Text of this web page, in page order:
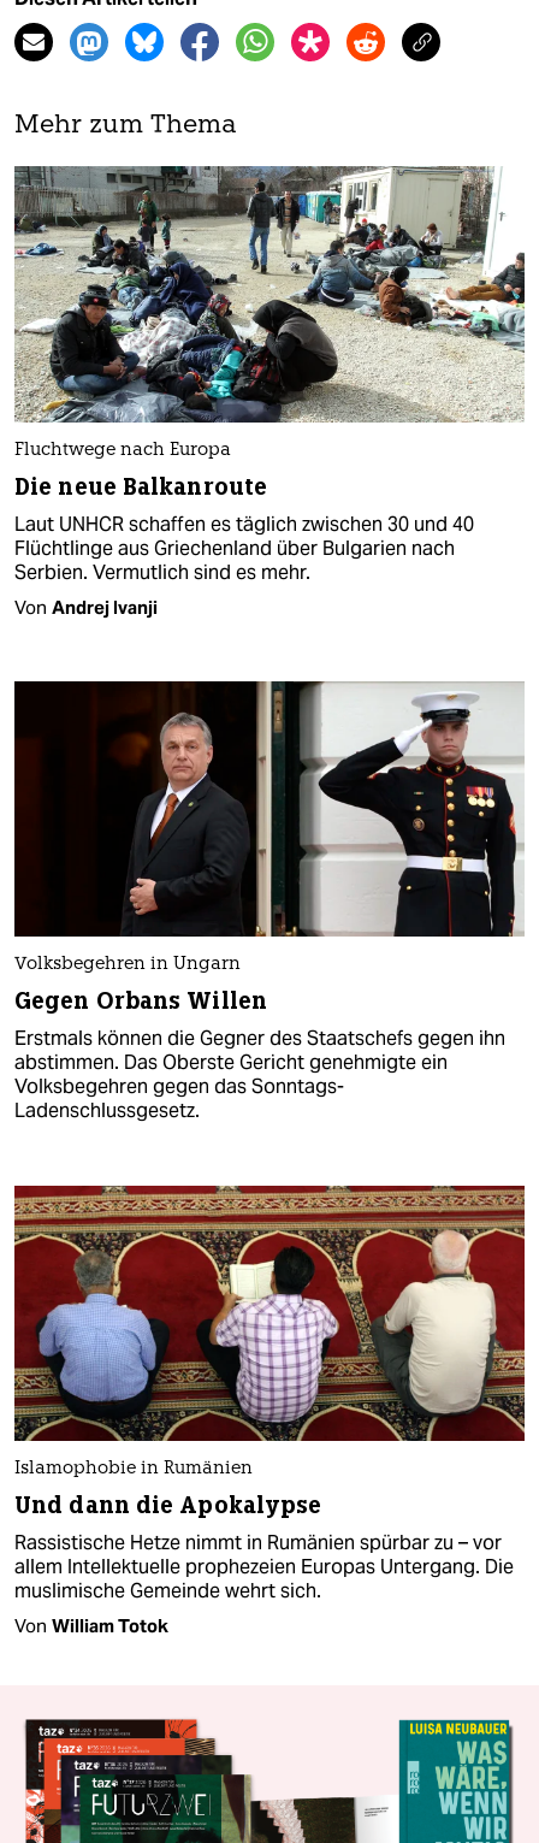
Mehr zum Thema
Fluchtwege nach Europa
Die neue Balkanroute
Laut UNHCR schaffen es täglich zwischen 30 und 40
Flüchtlinge aus Griechenland über Bulgarien nach
Serbien. Vermutlich sind es mehr.
Von Andrej Ivanji
Volksbegehren in Ungarn
Gegen Orbans Willen
Erstmals können die Gegner des Staatschefs gegen ihn
abstimmen. Das Oberste Gericht genehmigte ein
Volksbegehren gegen das Sonntags-
Ladenschlussgesetz.
Islamophobie in Rumänien
Und dann die Apokalypse
Rassistische Hetze nimmt in Rumänien spürbar zu – vor
allem Intellektuelle prophezeien Europas Untergang. Die
muslimische Gemeinde wehrt sich.
Von William Totok